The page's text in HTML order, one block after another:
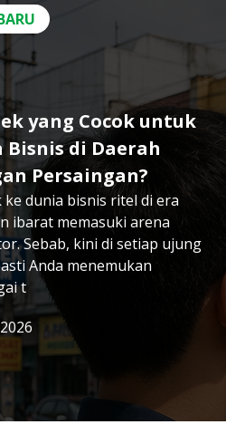
yang Cocok untuk
Bisnis di Daerah
Persaingan?
ke dunia bisnis ritel di era
ibarat memasuki arena
Sebab, kini di setiap ujung
Anda menemukan
t